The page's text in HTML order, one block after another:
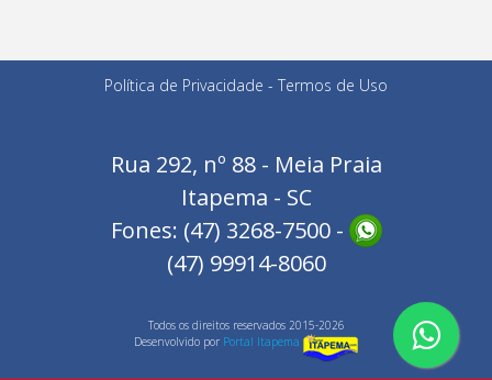
Política de Privacidade - Termos de Uso
Rua 292, nº 88 - Meia Praia
Itapema - SC
Fones: (47) 3268-7500 -
(47) 99914-8060
Todos os direitos reservados 2015-2026
Desenvolvido por Portal Itapema